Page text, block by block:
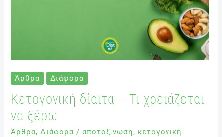
Άρθρα Διάφορα
Κετογονική δίαιτα – Τι χρειάζεται
να ξέρω
Άρθρα,Διάφορα /αποτοξίνωση, κετογονική